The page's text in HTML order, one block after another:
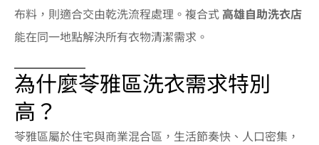
布料，則適合交由乾洗流程處理。複合式 高雄自助洗衣店
能在同一地點解決所有衣物清潔需求。
為什麼苓雅區洗衣需求特別
高？
苓雅區屬於住宅與商業混合區，生活節奏快、人口密集，